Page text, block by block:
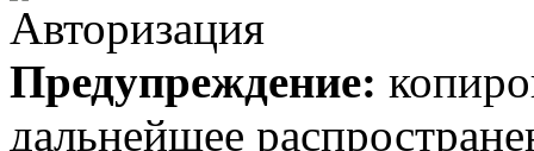
Авторизация
Предупреждение:
дальнейшее